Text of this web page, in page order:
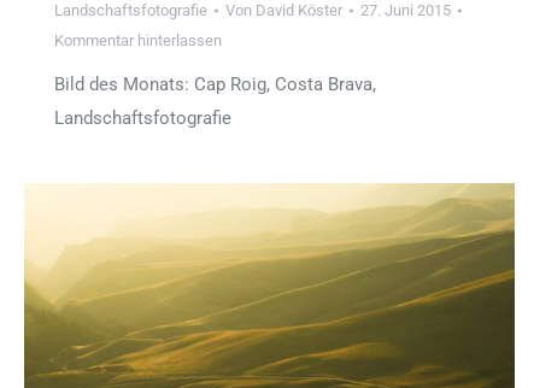
Landschaftsfotografie Von David Köster
27. Juni 2015
Kommentar hinterlassen
Bild des Monats: Cap Roig, Costa Brava,
Landschaftsfotografie